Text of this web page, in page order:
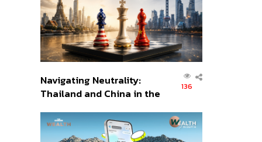
Navigating Neutrality:
Thailand and China in the
Order
136